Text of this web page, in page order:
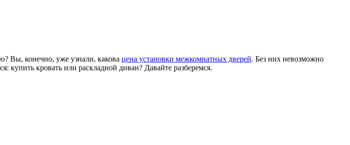
Вы, конечно, уже узнали, какова цена установки межкомнатных дверей. Без них невозможно
купить кровать или раскладной диван? Давайте разберемся.